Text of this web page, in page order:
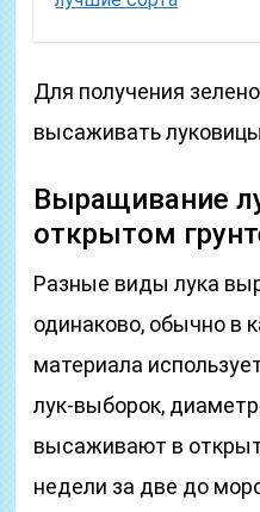
Для получения
высаживать
Выращивание
открытом
Разные виды лука
одинаково, обычно в
материала
лук-выборок,
высаживают в
недели за две до